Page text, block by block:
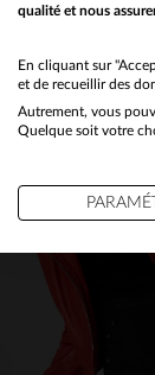
TAILLES
PRINTEMPS/
Would you
qualité et nous
En cliquant sur
et de recueillir des
Autrement, vous
Quelque soit votre